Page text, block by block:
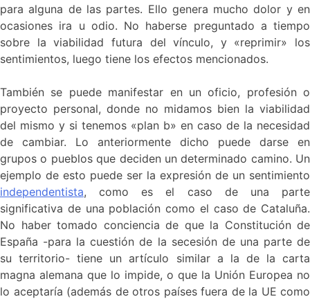
para alguna de las partes. Ello genera mucho dolor y en
ocasiones ira u odio. No haberse preguntado a tiempo
sobre la viabilidad futura del vínculo, y «reprimir» los
sentimientos, luego tiene los efectos mencionados.
También se puede manifestar en un oficio, profesión o
proyecto personal, donde no midamos bien la viabilidad
del mismo y si tenemos «plan b» en caso de la necesidad
de cambiar. Lo anteriormente dicho puede darse en
grupos o pueblos que deciden un determinado camino. Un
ejemplo de esto puede ser la expresión de un sentimiento
independentista, como es el caso de una parte
significativa de una población como el caso de Cataluña.
No haber tomado conciencia de que la Constitución de
España -para la cuestión de la secesión de una parte de
su territorio- tiene un artículo similar a la de la carta
magna alemana que lo impide, o que la Unión Europea no
lo aceptaría (además de otros países fuera de la UE como